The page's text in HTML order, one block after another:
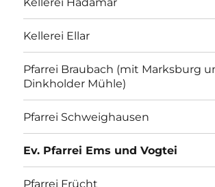
Kellerei Ellar
Pfarrei Braubach (mit Marksburg
Dinkholder Mühle)
Pfarrei Schweighausen
Ev. Pfarrei Ems und Vogtei
Pfarrei Frücht